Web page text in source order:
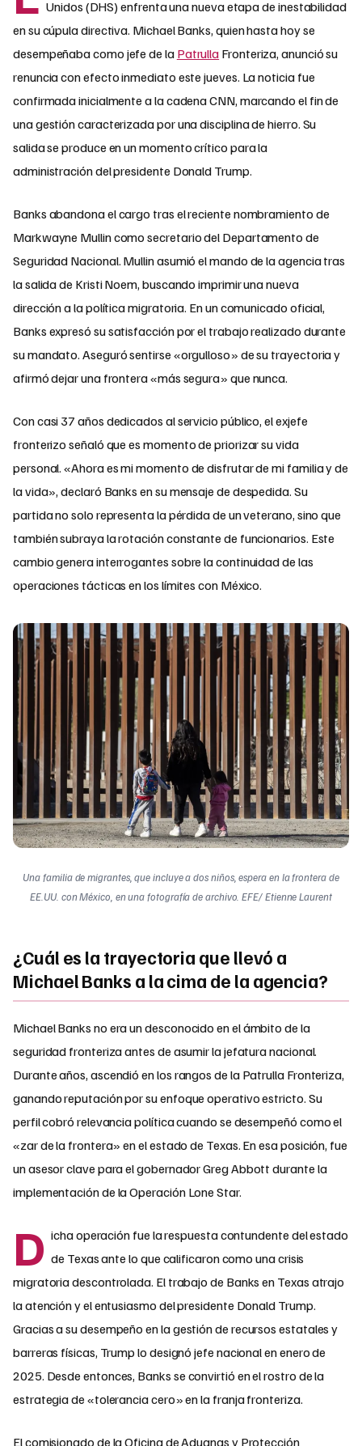
Unidos (DHS) enfrenta una nueva etapa de inestabilidad
en su cúpula directiva. Michael Banks, quien hasta hoy se
desempeñaba como jefe de la Patrulla Fronteriza, anunció su
renuncia con efecto inmediato este jueves. La noticia fue
confirmada inicialmente a la cadena CNN, marcando el fin de
una gestión caracterizada por una disciplina de hierro. Su
salida se produce en un momento crítico para la
administración del presidente Donald Trump.
Banks abandona el cargo tras el reciente nombramiento de
Markwayne Mullin como secretario del Departamento de
Seguridad Nacional. Mullin asumió el mando de la agencia tras
la salida de Kristi Noem, buscando imprimir una nueva
dirección a la política migratoria. En un comunicado oficial,
Banks expresó su satisfacción por el trabajo realizado durante
su mandato. Aseguró sentirse «orgulloso» de su trayectoria y
afirmó dejar una frontera «más segura» que nunca.
Con casi 37 años dedicados al servicio público, el exjefe
fronterizo señaló que es momento de priorizar su vida
personal. «Ahora es mi momento de disfrutar de mi familia y de
la vida», declaró Banks en su mensaje de despedida. Su
partida no solo representa la pérdida de un veterano, sino que
también subraya la rotación constante de funcionarios. Este
cambio genera interrogantes sobre la continuidad de las
operaciones tácticas en los límites con México.
Una familia de migrantes, que incluye a dos niños, espera en la frontera de
EE.UU. con México, en una fotografía de archivo. EFE/ Etienne Laurent
¿Cuál es la trayectoria que llevó a
Michael Banks a la cima de la agencia?
Michael Banks no era un desconocido en el ámbito de la
seguridad fronteriza antes de asumir la jefatura nacional.
Durante años, ascendió en los rangos de la Patrulla Fronteriza,
ganando reputación por su enfoque operativo estricto. Su
perfil cobró relevancia política cuando se desempeñó como el
«zar de la frontera» en el estado de Texas. En esa posición, fue
un asesor clave para el gobernador Greg Abbott durante la
implementación de la Operación Lone Star.
D icha operación fue la respuesta contundente del estado
de Texas ante lo que calificaron como una crisis
migratoria descontrolada. El trabajo de Banks en Texas atrajo
la atención y el entusiasmo del presidente Donald Trump.
Gracias a su desempeño en la gestión de recursos estatales y
barreras físicas, Trump lo designó jefe nacional en enero de
2025. Desde entonces, Banks se convirtió en el rostro de la
estrategia de «tolerancia cero» en la franja fronteriza.
El comisionado de la Oficina de Aduanas y Protección